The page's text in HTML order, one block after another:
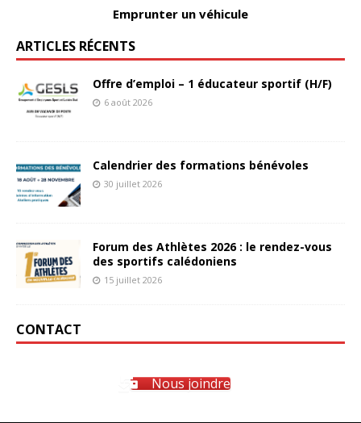
Emprunter un véhicule
ARTICLES RÉCENTS
Offre d’emploi – 1 éducateur sportif (H/F)
6 août 2026
Calendrier des formations bénévoles
30 juillet 2026
Forum des Athlètes 2026 : le rendez-vous
des sportifs calédoniens
15 juillet 2026
CONTACT
Nous joindre